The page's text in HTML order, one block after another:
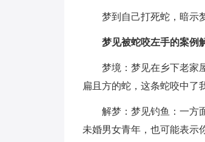
梦到自己打死蛇，暗示
梦见被蛇咬左手的案例
梦境：梦见在乡下老家
扁且方的蛇，这条蛇咬中了
解梦：梦见钓鱼：一方
未婚男女青年，也可能表示